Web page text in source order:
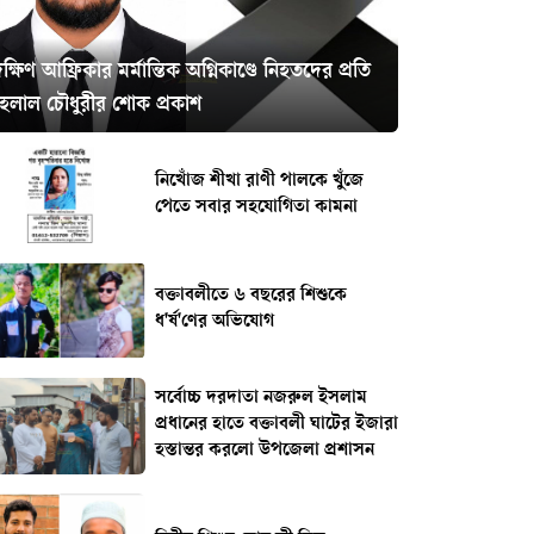
আফ্রিকার মর্মান্তিক অগ্নিকাণ্ডে নিহতদের প্রতি
চৌধুরীর শোক প্রকাশ
নিখোঁজ শীখা রাণী পালকে খুঁজে
পেতে সবার সহযোগিতা কামনা
বক্তাবলীতে ৬ বছরের শিশুকে
ধ'র্ষ'ণের অভিযোগ
সর্বোচ্চ দরদাতা নজরুল ইসলাম
প্রধানের হাতে বক্তাবলী ঘাটের ইজারা
হস্তান্তর করলো উপজেলা প্রশাসন